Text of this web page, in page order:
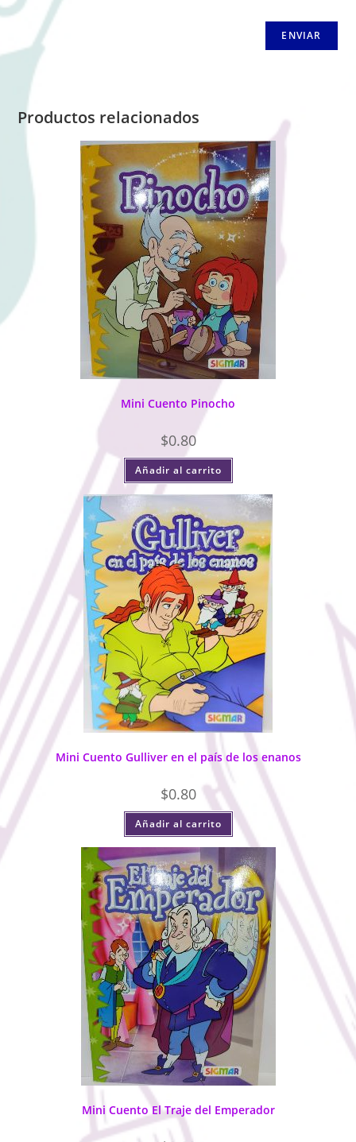
Productos relacionados
Mini Cuento Pinocho
$0.80
Añadir al carrito
Mini Cuento Gulliver en el país de los enanos
$0.80
Añadir al carrito
Mini Cuento El Traje del Emperador